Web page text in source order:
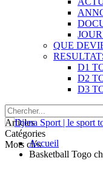
QUE
D1
D2
D3
Articles
Catégories
Mots clésAccueil
Basketball Togo